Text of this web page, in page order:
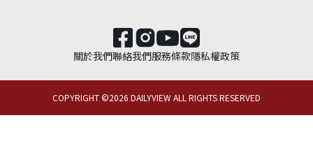
關於我們聯絡我們服務條款隱私權政策
COPYRIGHT ©2026 DAILYVIEW ALL RIGHTS RESERVED